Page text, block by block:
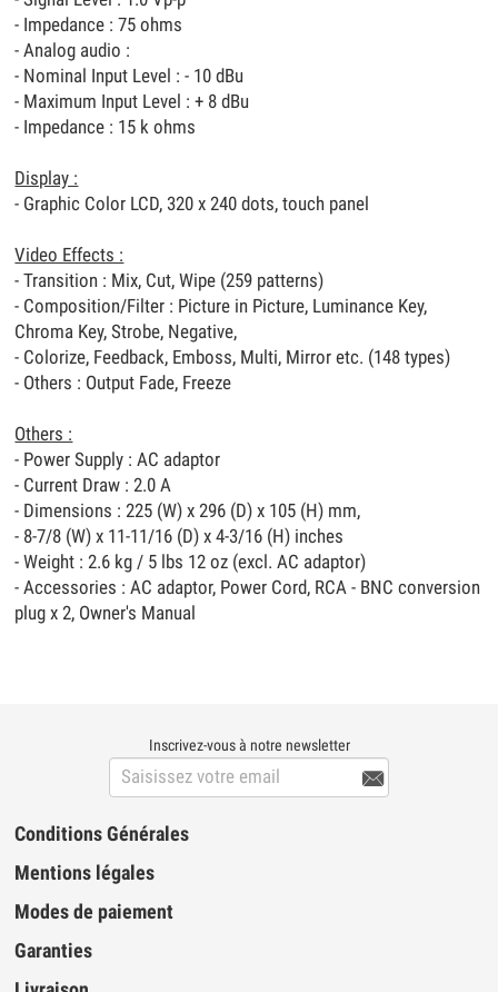
- Impedance : 75 ohms
- Analog audio :
- Nominal Input Level : - 10 dBu
- Maximum Input Level : + 8 dBu
- Impedance : 15 k ohms
Display :
- Graphic Color LCD, 320 x 240 dots, touch panel
Video Effects :
- Transition : Mix, Cut, Wipe (259 patterns)
- Composition/Filter : Picture in Picture, Luminance Key,
Chroma Key, Strobe, Negative,
- Colorize, Feedback, Emboss, Multi, Mirror etc. (148 types)
- Others : Output Fade, Freeze
Others :
- Power Supply : AC adaptor
- Current Draw : 2.0 A
- Dimensions : 225 (W) x 296 (D) x 105 (H) mm,
- 8-7/8 (W) x 11-11/16 (D) x 4-3/16 (H) inches
- Weight : 2.6 kg / 5 lbs 12 oz (excl. AC adaptor)
- Accessories : AC adaptor, Power Cord, RCA - BNC conversion
plug x 2, Owner's Manual
Inscrivez-vous à notre newsletter

Conditions Générales
Mentions légales
Modes de paiement
Garanties